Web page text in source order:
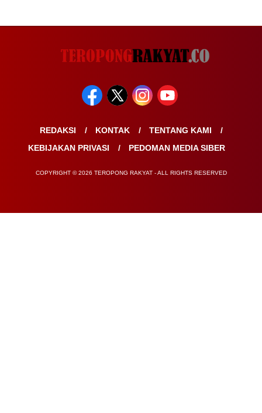
REDAKSI KONTAK
TENTANG KAMI
KEBIJAKAN PRIVASI
PEDOMAN MEDIA SIBER
COPYRIGHT © 2026 TEROPONG RAKYAT - ALL RIGHTS RESERVED